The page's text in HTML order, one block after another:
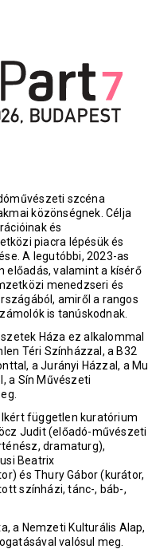
szcéna
közönségnek. Célja
és
piacra lépésük és
A legutóbbi, 2023-as
valamint a kísérő
menedzseri és
amiről a rangos
is tanúskodnak.
Háza ez alkalommal
Téri Színházzal, a B32
a Jurányi Házzal, a Mu
a Sín Művészeti
független kuratórium
Judit (előadó-művészeti
dramaturg),
Beatrix
és Thury Gábor (kurátor,
színházi, tánc-, báb-,
a Nemzeti Kulturális Alap,
valósul meg.